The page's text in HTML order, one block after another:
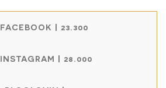
FACEBOOK | 23.300
INSTAGRAM | 28.000